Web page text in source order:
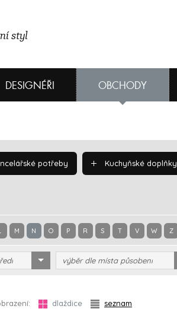
styl
DESIGNÉŘI OBCHODY
potřeby Kuchyňské doplňky
M N O P R S T V W Z
výběr dle místa působení
dlaždice seznam